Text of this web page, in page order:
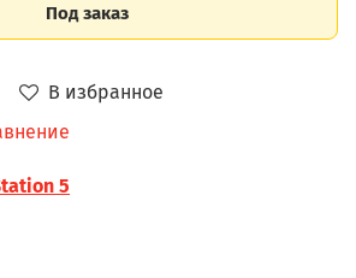
В избранное
Под заказ
5